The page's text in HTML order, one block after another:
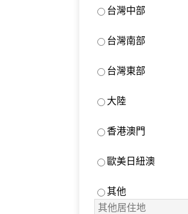
台灣中部
台灣南部
台灣東部
大陸
香港澳門
歐美日紐澳
其他